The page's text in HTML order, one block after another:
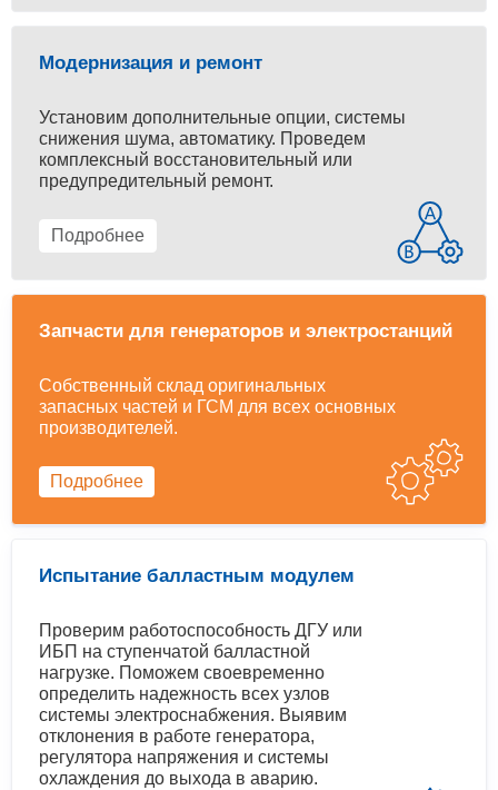
Модернизация и ремонт
Установим дополнительные опции, системы
снижения шума, автоматику. Проведем
комплексный восстановительный или
предупредительный ремонт.
Подробнее
Запчасти для генераторов и электростанций
Собственный склад оригинальных
запасных частей и ГСМ для всех основных
производителей.
Подробнее
Испытание балластным модулем
Проверим работоспособность ДГУ или
ИБП на ступенчатой балластной
нагрузке. Поможем своевременно
определить надежность всех узлов
системы электроснабжения. Выявим
отклонения в работе генератора,
регулятора напряжения и системы
охлаждения до выхода в аварию.